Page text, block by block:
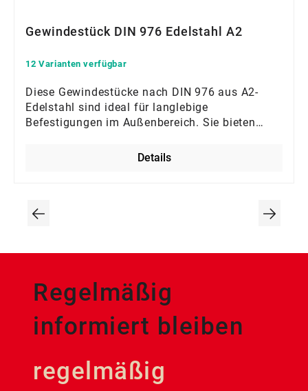
Gewindestück DIN 976 Edelstahl A2
12 Varianten verfügbar
Diese Gewindestücke nach DIN 976 aus A2-
Edelstahl sind ideal für langlebige
Befestigungen im Außenbereich. Sie bieten
sich flexibel auf Maß kürzen. Perfekt für den
Details
Regelmäßig
informiert bleiben
regelmäßig